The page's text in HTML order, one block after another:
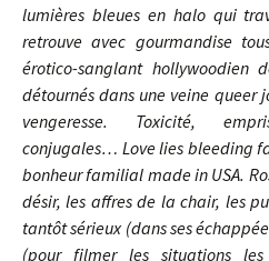
lumières bleues en halo qui
retrouve avec gourmandise
érotico-sanglant hollywoodien
détournés dans une veine queer
vengeresse. Toxicité,
conjugales… Love lies bleeding
bonheur familial made in USA.
désir, les affres de la chair, les
tantôt sérieux (dans ses
(pour filmer les situations